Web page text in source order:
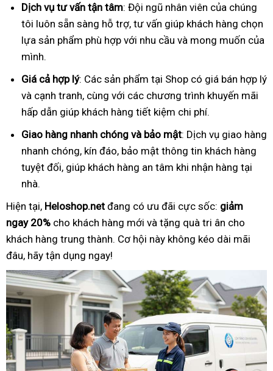
Dịch vụ tư vấn tận tâm: Đội ngũ nhân viên của chúng
tôi luôn sẵn sàng hỗ trợ, tư vấn giúp khách hàng chọn
lựa sản phẩm phù hợp với nhu cầu và mong muốn của
mình.
Giá cả hợp lý: Các sản phẩm tại Shop có giá bán hợp lý
và cạnh tranh, cùng với các chương trình khuyến mãi
hấp dẫn giúp khách hàng tiết kiệm chi phí.
Giao hàng nhanh chóng và bảo mật: Dịch vụ giao hàng
nhanh chóng, kín đáo, bảo mật thông tin khách hàng
tuyệt đối, giúp khách hàng an tâm khi nhận hàng tại
nhà.
Hiện tại, Heloshop.net đang có ưu đãi cực sốc: giảm
ngay 20% cho khách hàng mới và tặng quà tri ân cho
khách hàng trung thành. Cơ hội này không kéo dài mãi
đâu, hãy tận dụng ngay!